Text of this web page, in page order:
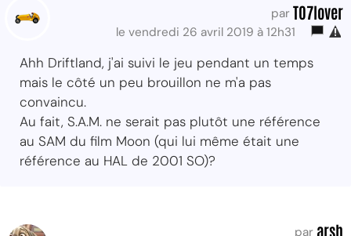
par TO7lover
le vendredi 26 avril 2019 à 12h31
Ahh Driftland, j'ai suivi le jeu pendant un temps
mais le côté un peu brouillon ne m'a pas
convaincu.
Au fait, S.A.M. ne serait pas plutôt une référence
au SAM du film Moon (qui lui même était une
référence au HAL de 2001 SO)?
par arsh